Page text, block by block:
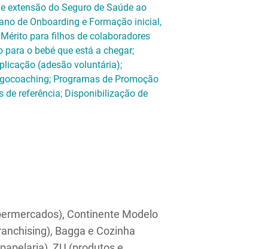
extensão do Seguro de Saúde ao
de Onboarding e Formação inicial,
para filhos de colaboradores
o bebé que está a chegar;
(adesão voluntária);
Programas de Promoção
de referência; Disponibilização de
Continente Modelo
Bagga e Cozinha